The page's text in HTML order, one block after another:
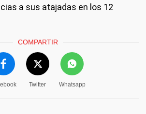
a sus atajadas en los 12
COMPARTIR
Twitter Whatsapp